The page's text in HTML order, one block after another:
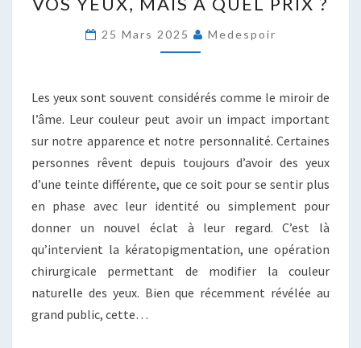
COULEUR
DE
YEUX,
MAIS
À
QUEL
PRIX
25 Mars 2025 Medespoir
Les yeux sont souvent considérés comme le miroir de
l’âme. Leur couleur peut avoir un impact important
sur notre apparence et notre personnalité. Certaines
personnes rêvent depuis toujours d’avoir des yeux
d’une teinte différente, que ce soit pour se sentir plus
en phase avec leur identité ou simplement pour
donner un nouvel éclat à leur regard. C’est là
qu’intervient la kératopigmentation, une opération
chirurgicale permettant de modifier la couleur
naturelle des yeux. Bien que récemment révélée au
grand public, cette…